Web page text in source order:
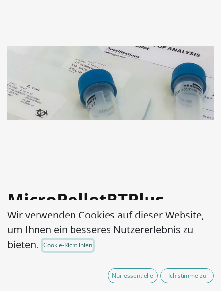
MicroPelletRTPlus
Candida albicans
WDCM 00054-ATCC®
MPRTP3C0050002
Wir verwenden Cookies auf dieser Website,
um Ihnen ein besseres Nutzererlebnis zu
bieten.
Cookie-Richtlinien
Nur essentielle Ich stimme zu